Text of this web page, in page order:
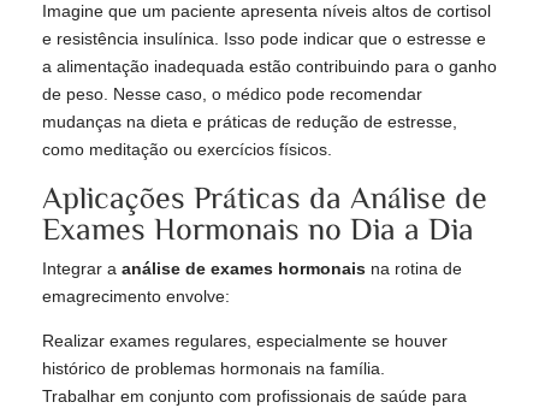
Imagine que um paciente apresenta níveis altos de cortisol
e resistência insulínica. Isso pode indicar que o estresse e
a alimentação inadequada estão contribuindo para o ganho
de peso. Nesse caso, o médico pode recomendar
mudanças na dieta e práticas de redução de estresse,
como meditação ou exercícios físicos.
Aplicações Práticas da Análise de
Exames Hormonais no Dia a Dia
Integrar a análise de exames hormonais na rotina de
emagrecimento envolve:
Realizar exames regulares, especialmente se houver
histórico de problemas hormonais na família.
Trabalhar em conjunto com profissionais de saúde para